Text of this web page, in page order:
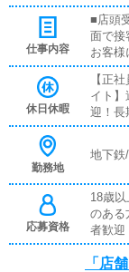
感じる
して頂
ほど上
能・昇
車両通
仕事内容
■店頭
面で接
お客様
ってき
教育
して働
日々の
りませ
ます。
す。簡
ですの
ブンネ
行って
人ブ
休日休暇
【正
イト】
迎！長
休暇あ
勤務地
地下鉄
応募資格
18歳
のある
者歓迎
「店